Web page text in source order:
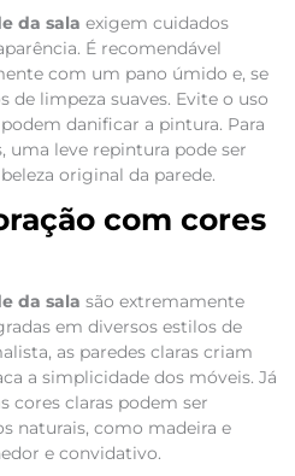
da sala exigem cuidados
É recomendável
com um pano úmido e, se
de limpeza suaves. Evite o uso
danificar a pintura. Para
uma leve repintura pode ser
original da parede.
com cores
da sala são extremamente
em diversos estilos de
as paredes claras criam
a simplicidade dos móveis. Já
cores claras podem ser
naturais, como madeira e
e convidativo.